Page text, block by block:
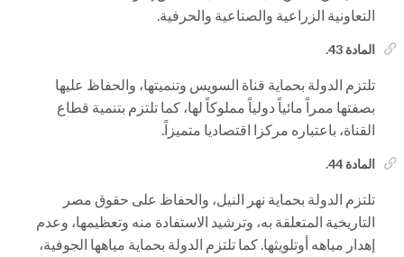
التعاونية الزراعية والصناعية والحرفية.
المادة 43.
تلتزم الدولة بحماية قناة السويس وتنميتها، والحفاظ عليها
بصفتها ممراً مائياً دولياً مملوكاً لها، كما تلتزم بتنمية قطاع
القناة، باعتباره مركزا اقتصاديا متميزاً.
المادة 44.
تلتزم الدولة بحماية نهر النيل، والحفاظ على حقوق مصر
التاريخية المتعلقة به، وترشيد الاستفادة منه وتعظيمها، وعدم
إهدار مياهه أوتلويثها. كما تلتزم الدولة بحماية مياهها الجوفية،